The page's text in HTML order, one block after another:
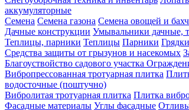
аккумуляторные
Семена Семена газона Семена овощей и
Дачные конструкции Умывальники дачные,
Теплицы, парники Теплицы Парники Грядки
Средства защиты от грызунов и насекомых
Благоуствойство садового участка
Вибропрессованная тротуарная плитка
водосточные (поштучно)
Вибролитая тротуарная плитка Плитка
Фасадные материалы Углы фасадные